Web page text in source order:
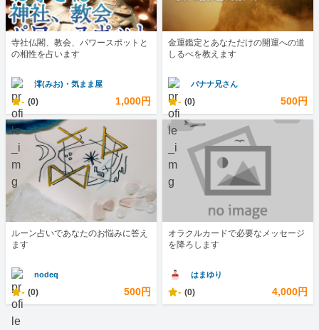
寺社仏閣、教会、パワースポットと
の相性を占います
澪(みお)・気まま屋
- (0) 1,000円
金運鑑定とあなただけの開運への道
しるべを教えます
バナナ兄さん
- (0) 500円
ルーン占いであなたのお悩みに答え
ます
nodeq
- (0) 500円
オラクルカードで必要なメッセージ
を降ろします
はまゆり
- (0) 4,000円